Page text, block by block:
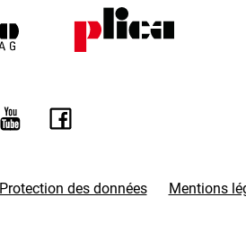
Protection des données Mentions